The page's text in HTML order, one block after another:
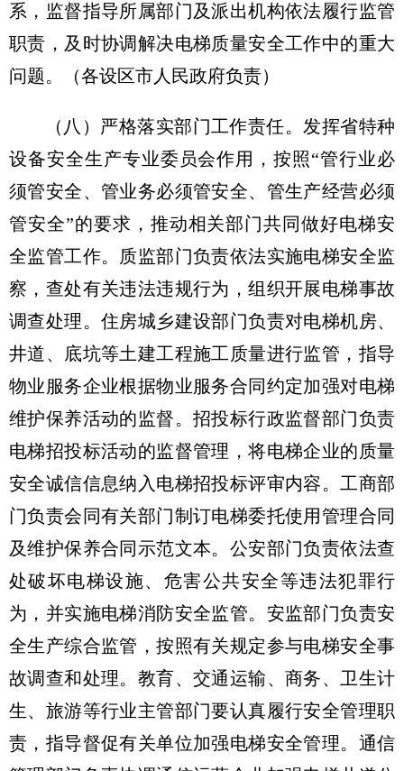
系，监督指导所属部门及派出机构依法履行监管
职责，及时协调解决电梯质量安全工作中的重大
问题。（各设区市人民政府负责）
（八）严格落实部门工作责任。 发挥省特种
设备安全生产专业委员会作用，按照“管行业必
须管安全、管业务必须管安全、管生产经营必须
管安全”的要求，推动相关部门共同做好电梯安
全监管工作。质监部门负责依法实施电梯安全监
察，查处有关违法违规行为，组织开展电梯事故
调查处理。住房城乡建设部门负责对电梯机房、
井道、底坑等土建工程施工质量进行监管，指导
物业服务企业根据物业服务合同约定加强对电梯
维护保养活动的监督。招投标行政监督部门负责
电梯招投标活动的监督管理，将电梯企业的质量
安全诚信信息纳入电梯招投标评审内容。工商部
门负责会同有关部门制订电梯委托使用管理合同
及维护保养合同示范文本。公安部门负责依法查
处破坏电梯设施、危害公共安全等违法犯罪行
为，并实施电梯消防安全监管。安监部门负责安
全生产综合监管，按照有关规定参与电梯安全事
故调查和处理。教育、交通运输、商务、卫生计
生、旅游等行业主管部门要认真履行安全管理职
责，指导督促有关单位加强电梯安全管理。通信